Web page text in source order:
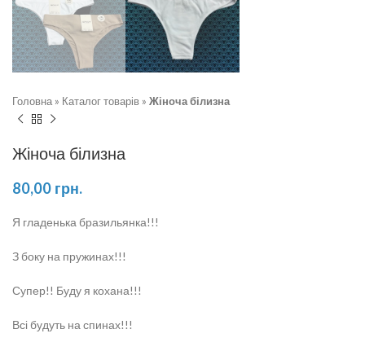
Головна » Каталог товарів » Жіноча білизна
Жіноча білизна
80,00 грн.
Я гладенька бразильянка!!!
З боку на пружинах!!!
Супер!! Буду я кохана!!!
Всі будуть на спинах!!!